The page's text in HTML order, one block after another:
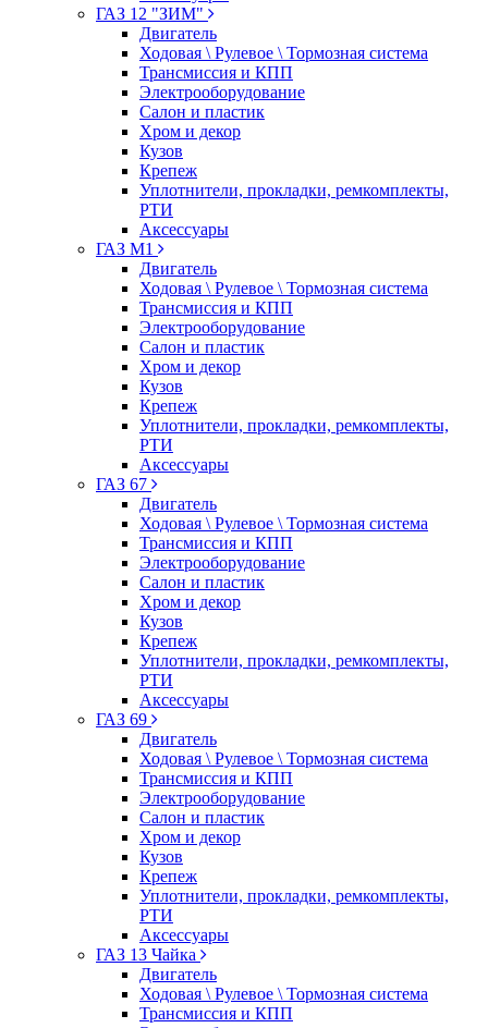
ГАЗ 12 "ЗИМ"
Двигатель
Ходовая \ Рулевое \ Тормозная система
Трансмиссия и КПП
Электрооборудование
Салон и пластик
Хром и декор
Кузов
Крепеж
Уплотнители, прокладки, ремкомплекты,
РТИ
Аксессуары
ГАЗ М1
Двигатель
Ходовая \ Рулевое \ Тормозная система
Трансмиссия и КПП
Электрооборудование
Салон и пластик
Хром и декор
Кузов
Крепеж
Уплотнители, прокладки, ремкомплекты,
РТИ
Аксессуары
ГАЗ 67
Двигатель
Ходовая \ Рулевое \ Тормозная система
Трансмиссия и КПП
Электрооборудование
Салон и пластик
Хром и декор
Кузов
Крепеж
Уплотнители, прокладки, ремкомплекты,
РТИ
Аксессуары
ГАЗ 69
Двигатель
Ходовая \ Рулевое \ Тормозная система
Трансмиссия и КПП
Электрооборудование
Салон и пластик
Хром и декор
Кузов
Крепеж
Уплотнители, прокладки, ремкомплекты,
РТИ
Аксессуары
ГАЗ 13 Чайка
Двигатель
Ходовая \ Рулевое \ Тормозная система
Трансмиссия и КПП